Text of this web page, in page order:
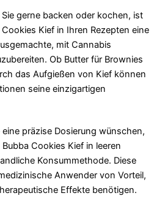
Sie gerne backen oder kochen, ist
Kief in Ihren Rezepten eine
mit Cannabis
Ob Butter für Brownies
das Aufgießen von Kief können
seine einzigartigen
eine präzise Dosierung wünschen,
Cookies Kief in leeren
Konsummethode. Diese
Anwender von Vorteil,
Effekte benötigen.